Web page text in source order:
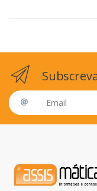
Email address